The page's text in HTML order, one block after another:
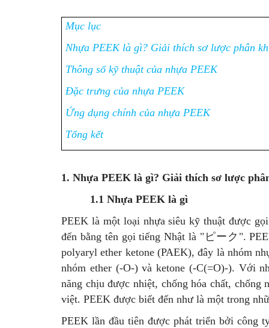
Mục lục
Nhựa PEEK là gì? Giải thích sơ lược phân
Thông số kỹ thuật của nhựa PEEK
Đặc trưng của nhựa PEEK
Ứng dụng chính của nhựa PEEK
Tổng kết
1. Nhựa PEEK là gì? Giải thích sơ lược
1.1 Nhựa PEEK là gì
PEEK là một loại nhựa siêu kỹ thuật được
đến bằng tên gọi tiếng Nhật là "ピーク".
polyaryl ether ketone (PAEK), đây là nhóm
nhóm ether (-O-) và ketone (-C(=O)-). Với
năng chịu được nhiệt, chống hóa chất,
việt. PEEK được biết đến như là một trong
PEEK lần đầu tiên được phát triển bởi công